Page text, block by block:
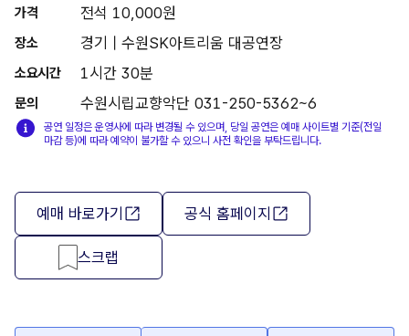
가격 전석 10,000원
장소 경기 | 수원SK아트리움 대공연장
소요시간 1시간 30분
문의 수원시립교향악단 031-250-5362~6
공연 일정은 운영사에 따라 변경될 수 있으며, 당일 공연은 예매 사이트별 기준(전일
마감 등)에 따라 예약이 불가할 수 있으니 사전 확인을 부탁드립니다.
예매 바로가기 공식 홈페이지
스크랩